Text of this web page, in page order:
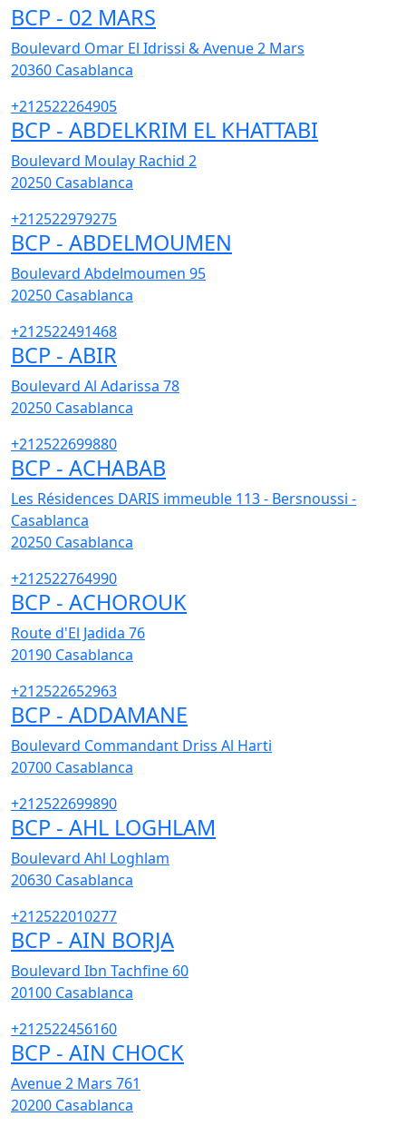
BCP - 02 MARS
Boulevard Omar El Idrissi & Avenue 2 Mars
20360 Casablanca
+212522264905
BCP - ABDELKRIM EL KHATTABI
Boulevard Moulay Rachid 2
20250 Casablanca
+212522979275
BCP - ABDELMOUMEN
Boulevard Abdelmoumen 95
20250 Casablanca
+212522491468
BCP - ABIR
Boulevard Al Adarissa 78
20250 Casablanca
+212522699880
BCP - ACHABAB
Les Résidences DARIS immeuble 113 - Bersnoussi -
Casablanca
20250 Casablanca
+212522764990
BCP - ACHOROUK
Route d'El Jadida 76
20190 Casablanca
+212522652963
BCP - ADDAMANE
Boulevard Commandant Driss Al Harti
20700 Casablanca
+212522699890
BCP - AHL LOGHLAM
Boulevard Ahl Loghlam
20630 Casablanca
+212522010277
BCP - AIN BORJA
Boulevard Ibn Tachfine 60
20100 Casablanca
+212522456160
BCP - AIN CHOCK
Avenue 2 Mars 761
20200 Casablanca